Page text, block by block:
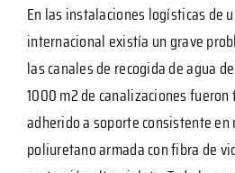
En las instalaciones logísticas de
internacional existía un grave
las canales de recogida de agua
1000 m2 de canalizaciones
adherido a soporte consistente en
poliuretano armada con fibra de